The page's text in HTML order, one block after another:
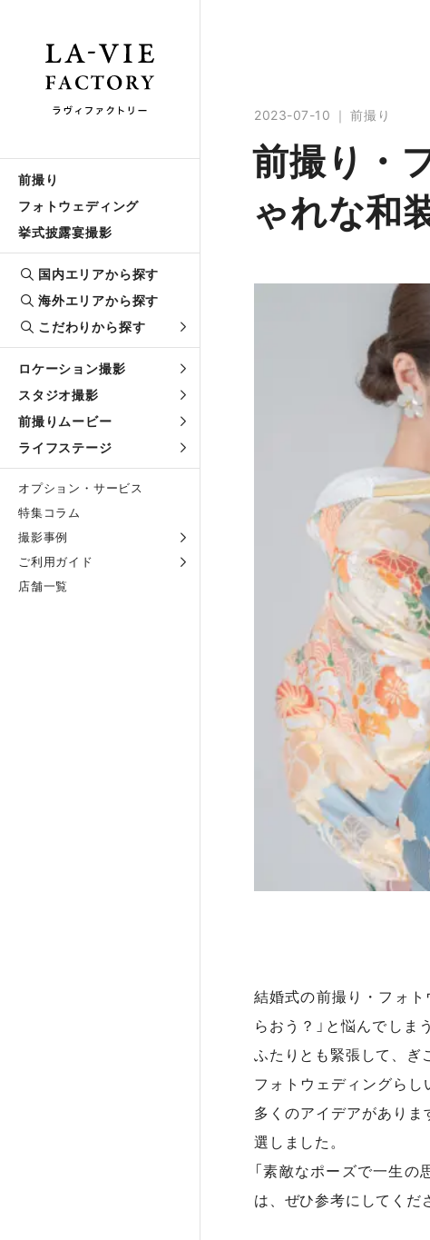
前撮り
フォトウェディング
挙式披露宴撮影
国内エリアから探す
海外エリアから探す
こだわりから探す
ロケーション撮影
スタジオ撮影
前撮りムービー
ライフステージ
オプション・サービス
特集コラム
撮影事例
ご利用ガイド
店舗一覧
2023-07-10 前撮り
前撮り・
ゃれな和
結婚式の前撮り・フォト
らおう？」と悩んでしま
ふたりとも緊張して、ぎ
フォトウェディングら
多くのアイデアがあり
選しました。
「素敵なポーズで一生の
は、ぜひ参考にしてくだ